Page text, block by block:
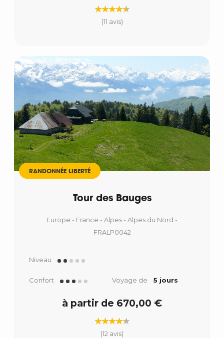
(11 avis)
RANDONNÉE LIBERTÉ
Tour des Bauges
Europe - France - Alpes - Alpes du Nord -
FRALP0042
Niveau
Confort Voyage de 5 jours
à partir de 670,00 €
(12 avis)